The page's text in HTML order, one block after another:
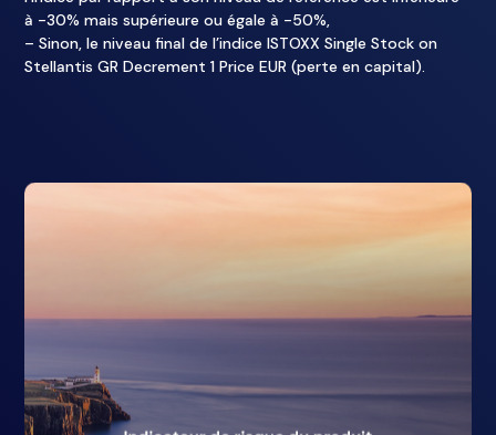
à -30% mais supérieure ou égale à -50%,
– Sinon, le niveau final de l’indice ISTOXX Single Stock on
Stellantis GR Decrement 1 Price EUR (perte en capital).